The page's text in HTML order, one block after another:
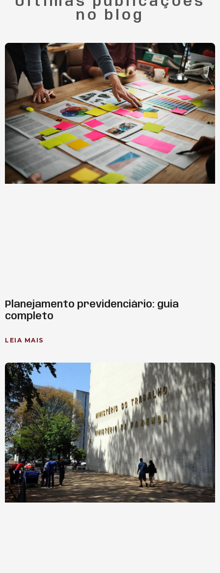
no blog
Planejamento previdenciário: guia
completo
LEIA MAIS